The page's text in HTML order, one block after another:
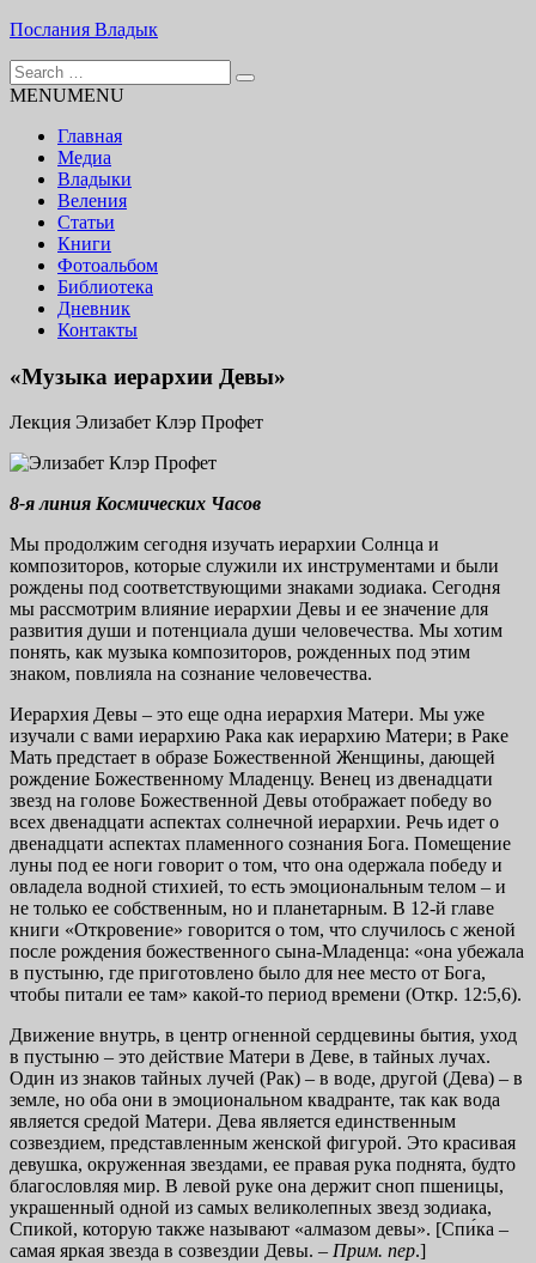
Skip
content
Послания Владык
Основу сайта представляют Послания, или Диктовки,
Search
for:
MENUMENU
Главная
Медиа
Владыки
Веления
Статьи
Книги
Фотоальбом
Библиотека
Дневник
Контакты
«Музыка иерархии Девы»
Лекция Элизабет Клэр Профет
8-я линия Космических Часов
Мы продолжим сегодня изучать иерархии Солнца и
композиторов, которые служили их инструментами и были
рождены под соответствующими знаками зодиака. Сегодня
мы рассмотрим влияние иерархии Девы и ее значение для
развития души и потенциала души человечества. Мы хотим
понять, как музыка композиторов, рожденных под этим
знаком, повлияла на сознание человечества.
Иерархия Девы – это еще одна иерархия Матери. Мы уже
изучали с вами иерархию Рака как иерархию Матери; в Раке
Мать предстает в образе Божественной Женщины, дающей
рождение Божественному Младенцу. Венец из двенадцати
звезд на голове Божественной Девы отображает победу во
всех двенадцати аспектах солнечной иерархии. Речь идет о
двенадцати аспектах пламенного сознания Бога. Помещение
луны под ее ноги говорит о том, что она одержала победу и
овладела водной стихией, то есть эмоциональным телом – и
не только ее собственным, но и планетарным. В 12-й главе
книги «Откровение» говорится о том, что случилось с женой
после рождения божественного сына-Младенца: «она убежала
в пустыню, где приготовлено было для нее место от Бога,
чтобы питали ее там» какой-то период времени (Откр. 12:5,6).
Движение внутрь, в центр огненной сердцевины бытия, уход
в пустыню – это действие Матери в Деве, в тайных лучах.
Один из знаков тайных лучей (Рак) – в воде, другой (Дева) – в
земле, но оба они в эмоциональном квадранте, так как вода
является средой Матери. Дева является единственным
созвездием, представленным женской фигурой. Это красивая
девушка, окруженная звездами, ее правая рука поднята, будто
благословляя мир. В левой руке она держит сноп пшеницы,
украшенный одной из самых великолепных звезд зодиака,
Спикой, которую также называют «алмазом девы». [Спи́ка –
самая яркая звезда в созвездии Девы. – Прим. пер.]